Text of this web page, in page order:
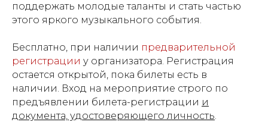
поддержать молодые таланты и стать частью
этого яркого музыкального события.
Бесплатно, при наличии предварительной
регистрации у организатора. Регистрация
остается открытой, пока билеты есть в
наличии. Вход на мероприятие строго по
предъявлении билета-регистрации и
документа, удостоверяющего личность.